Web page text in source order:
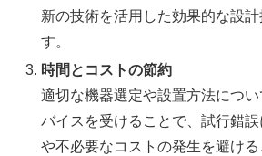
新の技術を活用した効果的な設
す。
時間とコストの節約
適切な機器選定や設置方法につ
バイスを受けることで、試行錯
や不必要なコストの発生を避ける